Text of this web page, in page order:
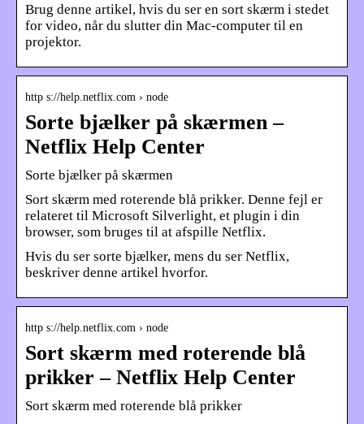
Brug denne artikel, hvis du ser en sort skærm i stedet
for video, når du slutter din Mac-computer til en
projektor.
http s://help.netflix.com › node
Sorte bjælker på skærmen –
Netflix Help Center
Sorte bjælker på skærmen
Sort skærm med roterende blå prikker. Denne fejl er
relateret til Microsoft Silverlight, et plugin i din
browser, som bruges til at afspille Netflix.
Hvis du ser sorte bjælker, mens du ser Netflix,
beskriver denne artikel hvorfor.
http s://help.netflix.com › node
Sort skærm med roterende blå
prikker – Netflix Help Center
Sort skærm med roterende blå prikker